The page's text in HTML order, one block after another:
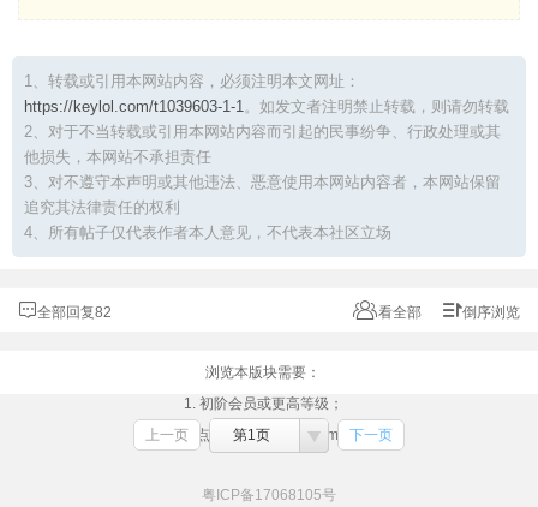
1、转载或引用本网站内容，必须注明本文网址：
https://keylol.com/t1039603-1-1。如发文者注明禁止转载，则请勿转载
2、对于不当转载或引用本网站内容而引起的民事纷争、行政处理或其
他损失，本网站不承担责任
3、对不遵守本声明或其他违法、恶意使用本网站内容者，本网站保留
追究其法律责任的权利
4、所有帖子仅代表作者本人意见，不代表本社区立场
全部回复82 看全部 倒序浏览
浏览本版块需要：
1. 初阶会员或更高等级；
2. （点击此处）绑定Steam账号
上一页 第1页 下一页
粤ICP备17068105号